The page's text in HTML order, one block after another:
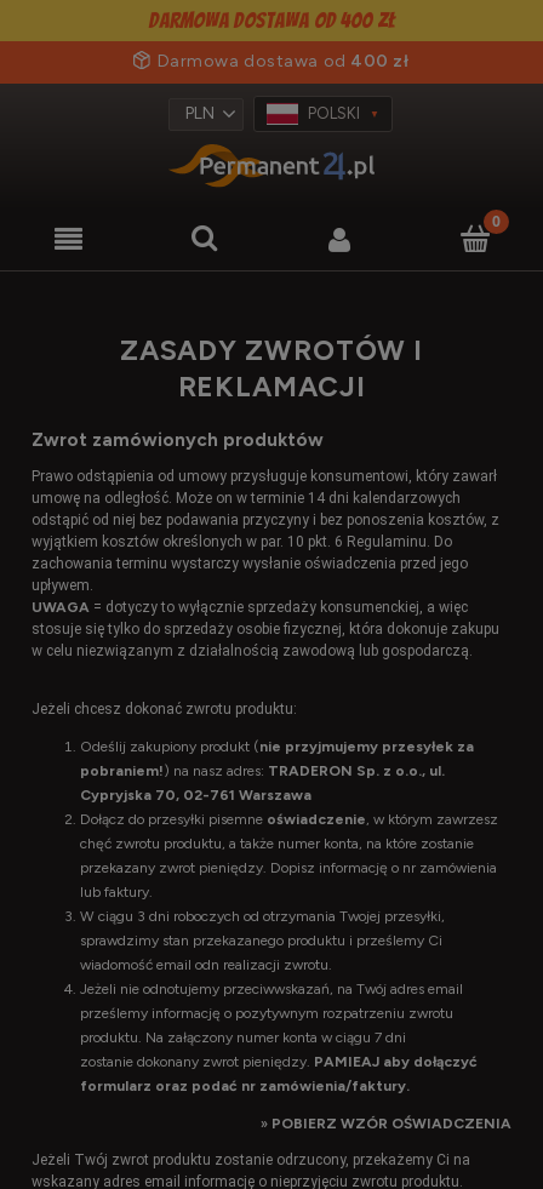
Darmowa dostawa od 400 zł
Darmowa dostawa od 400 zł
POLSKI
ZASADY ZWROTÓW I
REKLAMACJI
Zwrot zamówionych produktów
Prawo odstąpienia od umowy przysługuje konsumentowi, który zawarł
umowę na odległość. Może on w terminie 14 dni kalendarzowych
odstąpić od niej bez podawania przyczyny i bez ponoszenia kosztów, z
wyjątkiem kosztów określonych w par. 10 pkt. 6 Regulaminu. Do
zachowania terminu wystarczy wysłanie oświadczenia przed jego
upływem.
UWAGA = dotyczy to wyłącznie sprzedaży konsumenckiej, a więc
stosuje się tylko do sprzedaży osobie fizycznej, która dokonuje zakupu
w celu niezwiązanym z działalnością zawodową lub gospodarczą.
Jeżeli chcesz dokonać zwrotu produktu:
Odeślij zakupiony produkt (nie przyjmujemy przesyłek za
pobraniem!) na nasz adres: TRADERON Sp. z o.o., ul.
Cypryjska 70, 02-761 Warszawa
Dołącz do przesyłki pisemne oświadczenie, w którym zawrzesz
chęć zwrotu produktu, a także numer konta, na które zostanie
przekazany zwrot pieniędzy. Dopisz informację o nr zamówienia
lub faktury.
W ciągu 3 dni roboczych od otrzymania Twojej przesyłki,
sprawdzimy stan przekazanego produktu i prześlemy Ci
wiadomość email odn realizacji zwrotu.
Jeżeli nie odnotujemy przeciwwskazań, na Twój adres email
prześlemy informację o pozytywnym rozpatrzeniu zwrotu
produktu. Na załączony numer konta w ciągu 7 dni
zostanie dokonany zwrot pieniędzy. PAMIEAJ aby dołączyć
formularz oraz podać nr zamówienia/faktury.
» POBIERZ WZÓR OŚWIADCZENIA
Jeżeli Twój zwrot produktu zostanie odrzucony, przekażemy Ci na
wskazany adres email informację o nieprzyjęciu zwrotu produktu.